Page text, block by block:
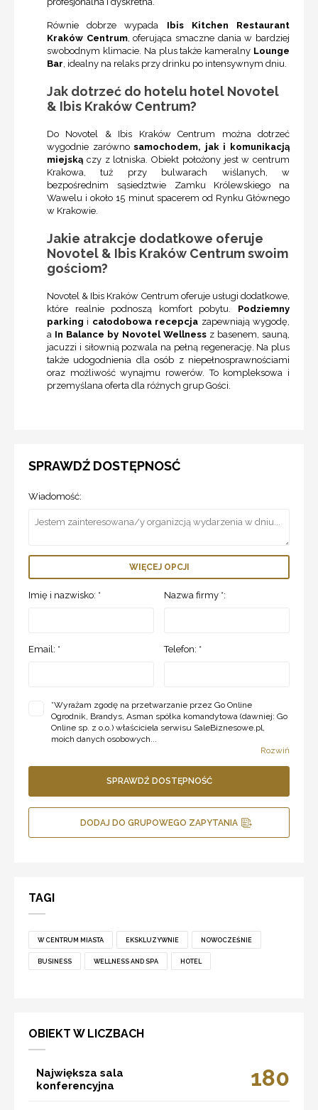
Równie dobrze wypada Ibis Kitchen Restaurant
Kraków Centrum, oferująca smaczne dania w bardziej
swobodnym klimacie. Na plus także kameralny Lounge
Bar, idealny na relaks przy drinku po intensywnym dniu.
Jak dotrzeć do hotelu hotel Novotel
& Ibis Kraków Centrum?
Do Novotel & Ibis Kraków Centrum można dotrzeć
wygodnie zarównosamochodem, jak i komunikacją
miejską czy z lotniska. Obiekt położony jest w centrum
Krakowa, tuż przy bulwarach wiślanych, w
bezpośrednim sąsiedztwie Zamku Królewskiego na
Wawelu i około 15 minut spacerem od Rynku Głównego
w Krakowie.
Jakie atrakcje dodatkowe oferuje
Novotel & Ibis Kraków Centrum swoim
gościom?
Novotel & Ibis Kraków Centrum oferuje usługi dodatkowe,
które realnie podnoszą komfort pobytu. Podziemny
parking i całodobowa recepcja zapewniają wygodę,
a In Balance by Novotel Wellnessz basenem, sauną,
jacuzzi i siłownią pozwala na pełną regenerację. Na plus
także udogodnienia dla osób z niepełnosprawnościami
oraz możliwość wynajmu rowerów. To kompleksowa i
przemyślana oferta dla różnych grup Gości.
SPRAWDŹ DOSTĘPNOSĆ
Wiadomość:
WIĘCEJ OPCJI
Imię i nazwisko: * Nazwa firmy *:
Email: * Telefon: *
*Wyrażam zgodę na przetwarzanie przez Go Online
Ogrodnik, Brandys, Asman spółka komandytowa (dawniej: Go
Online sp. z o.o.) właściciela serwisu SaleBiznesowe.pl,
moich danych osobowych...
Rozwiń
SPRAWDŹ DOSTĘPNOŚĆ
DODAJ DO GRUPOWEGO ZAPYTANIA
TAGI
W CENTRUM MIASTA EKSKLUZYWNIE NOWOCZEŚNIE
BUSINESS WELLNESS AND SPA HOTEL
OBIEKT W LICZBACH
Największa sala
konferencyjna
180